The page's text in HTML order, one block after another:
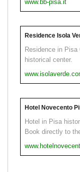
www.bb-pisa.it
Residence Isola
Residence in
historical center.
Hotel Novecento
Hotel in Pisa
Book directly to